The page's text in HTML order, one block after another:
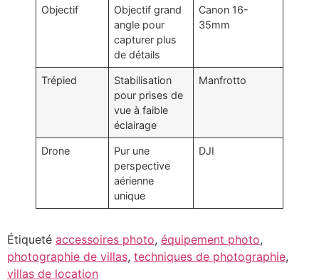
Objectif
Objectif grand
angle pour
capturer plus
de détails
Canon 16-
35mm
Trépied
Stabilisation
pour prises de
vue à faible
éclairage
Manfrotto
Drone
Pur une
perspective
aérienne
unique
DJI
Étiqueté accessoires photo, équipement photo,
photographie de villas, techniques de photographie,
villas de location